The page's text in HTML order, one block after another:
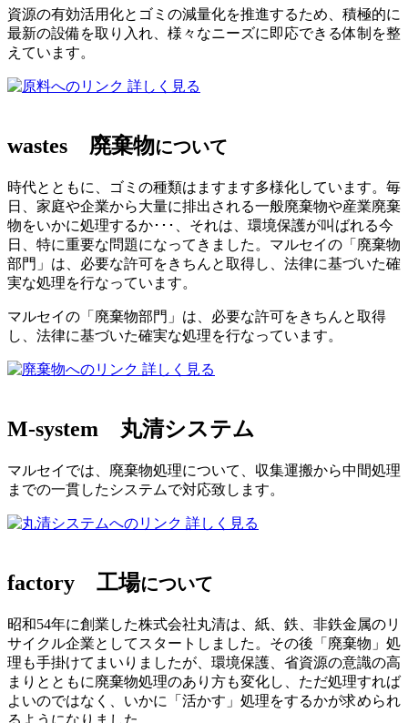
資源の有効活用化とゴミの減量化を推進するため、積極的に
最新の設備を取り入れ、様々なニーズに即応できる体制を整
えています。
詳しく見る
wastes 廃棄物について
時代とともに、ゴミの種類はますます多様化しています。毎
日、家庭や企業から大量に排出される一般廃棄物や産業廃棄
物をいかに処理するか･･･、それは、環境保護が叫ばれる今
日、特に重要な問題になってきました。マルセイの「廃棄物
部門」は、必要な許可をきちんと取得し、法律に基づいた確
実な処理を行なっています。
マルセイの「廃棄物部門」は、必要な許可をきちんと取得
し、法律に基づいた確実な処理を行なっています。
詳しく見る
M-system 丸清システム
マルセイでは、廃棄物処理について、収集運搬から中間処理
までの一貫したシステムで対応致します。
詳しく見る
factory 工場について
昭和54年に創業した株式会社丸清は、紙、鉄、非鉄金属のリ
サイクル企業としてスタートしました。その後「廃棄物」処
理も手掛けてまいりましたが、環境保護、省資源の意識の高
まりとともに廃棄物処理のあり方も変化し、ただ処理すれば
よいのではなく、いかに「活かす」処理をするかが求められ
るようになりました。